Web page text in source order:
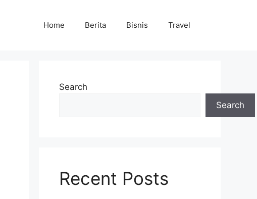
Home Berita Bisnis Travel
Search
Search
Recent Posts